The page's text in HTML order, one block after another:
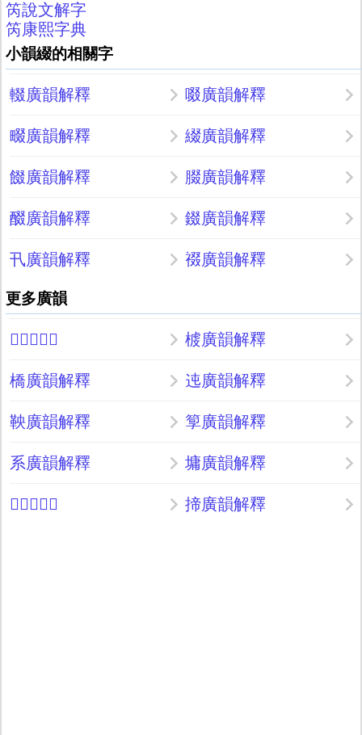
笍說文解字
笍康熙字典
小韻綴的相關字
輟廣韻解釋 啜廣韻解釋
畷廣韻解釋 綴廣韻解釋
餟廣韻解釋 腏廣韻解釋
醊廣韻解釋 錣廣韻解釋
卂廣韻解釋 䄌廣韻解釋
更多廣韻
𣋟廣韻解釋 榩廣韻解釋
橋廣韻解釋 迍廣韻解釋
鞅廣韻解釋 箰廣韻解釋
系廣韻解釋 墉廣韻解釋
𤪢廣韻解釋 揥廣韻解釋